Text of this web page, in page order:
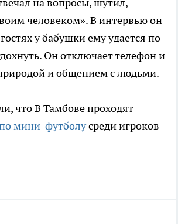
человеком». В интервью он
у бабушки ему удается по-
Он отключает телефон и
и общением с людьми.
что В Тамбове проходят
мини-футболусреди игроков